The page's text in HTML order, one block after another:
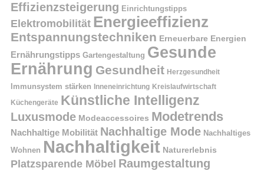
Effizienzsteigerung Einrichtungstipps
Elektromobilität Energieeffizienz
Entspannungstechniken Erneuerbare Energien
Ernährungstipps Gartengestaltung Gesunde
Ernährung Gesundheit Herzgesundheit
Immunsystem stärken Inneneinrichtung Kreislaufwirtschaft
Küchengeräte Künstliche Intelligenz
Luxusmode Modeaccessoires Modetrends
Nachhaltige Mobilität Nachhaltige Mode Nachhaltiges
Wohnen Nachhaltigkeit Naturerlebnis
Platzsparende Möbel Raumgestaltung